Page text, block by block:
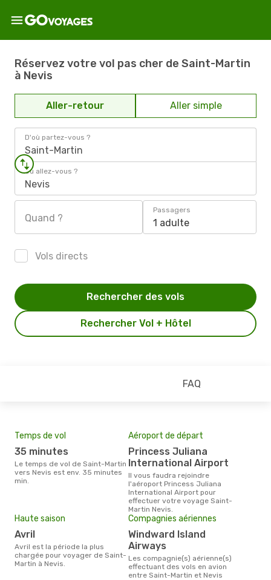
Réservez votre vol pas cher de Saint-Martin
à Nevis
Aller-retour Aller simple
D'où partez-vous ?
Saint-Martin
Où allez-vous ?
Nevis
Quand ?
Passagers
1 adulte
Vols directs
Rechercher Vol + Hôtel
Rechercher des vols
FAQ
Temps de vol
35 minutes
Le temps de vol de Saint-Martin
vers Nevis est env. 35 minutes
min.
Aéroport de départ
Princess Juliana
International Airport
Il vous faudra rejoindre
l'aéroport Princess Juliana
International Airport pour
effectuer votre voyage Saint-
Martin Nevis.
Haute saison
avril
avril est la période la plus
chargée pour voyager de Saint-
Martin à Nevis.
Compagnies aériennes
Windward Island
Airways
Les compagnie(s) aérienne(s)
effectuant des vols en avion
entre Saint-Martin et Nevis